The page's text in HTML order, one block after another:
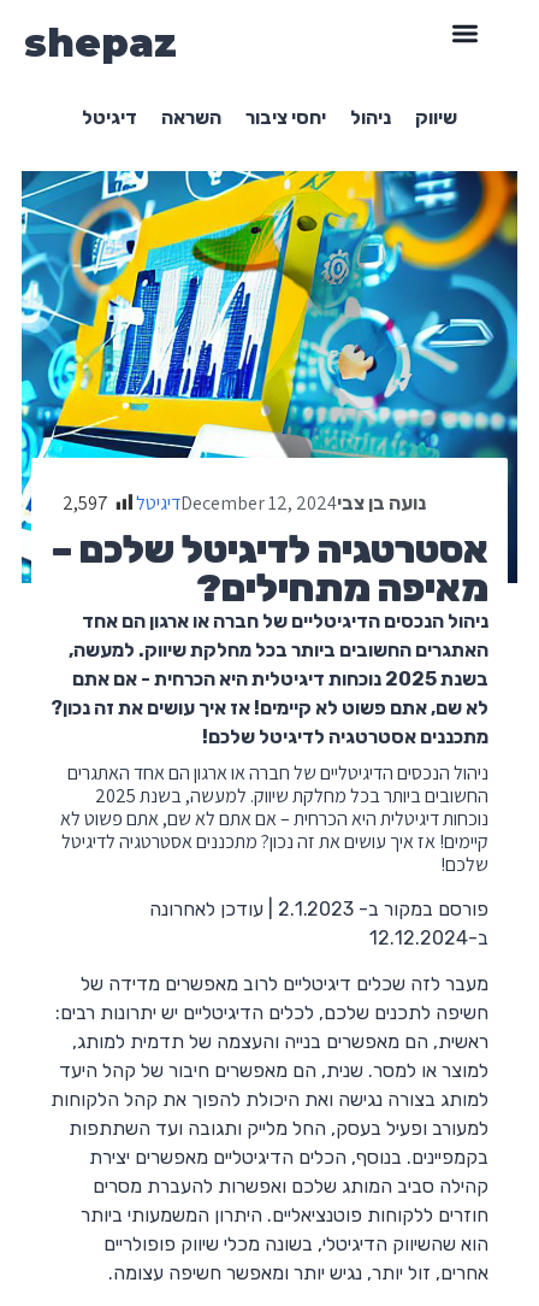
shepaz
דיגיטל השראה יחסי ציבור ניהול שיווק
2,597 דיגיטלDecember 12, 2024נועה בן צבי
אסטרטגיה לדיגיטל שלכם –
מאיפה מתחילים?
ניהול הנכסים הדיגיטליים של חברה או ארגון הם אחד
האתגרים החשובים ביותר בכל מחלקת שיווק. למעשה,
בשנת 2025 נוכחות דיגיטלית היא הכרחית - אם אתם
לא שם, אתם פשוט לא קיימים! אז איך עושים את זה נכון?
מתכננים אסטרטגיה לדיגיטל שלכם!
ניהול הנכסים הדיגיטליים של חברה או ארגון הם אחד האתגרים
החשובים ביותר בכל מחלקת שיווק. למעשה, בשנת 2025
נוכחות דיגיטלית היא הכרחית – אם אתם לא שם, אתם פשוט לא
קיימים! אז איך עושים את זה נכון? מתכננים אסטרטגיה לדיגיטל
שלכם!
פורסם במקור ב- 2.1.2023 | עודכן לאחרונה
ב-12.12.2024
מעבר לזה שכלים דיגיטליים לרוב מאפשרים מדידה של
חשיפה לתכנים שלכם, לכלים הדיגיטליים יש יתרונות רבים:
ראשית, הם מאפשרים בנייה והעצמה של תדמית למותג,
למוצר או למסר. שנית, הם מאפשרים חיבור של קהל היעד
למותג בצורה נגישה ואת היכולת להפוך את קהל הלקוחות
למעורב ופעיל בעסק, החל מלייק ותגובה ועד השתתפות
בקמפיינים. בנוסף, הכלים הדיגיטליים מאפשרים יצירת
קהילה סביב המותג שלכם ואפשרות להעברת מסרים
חוזרים ללקוחות פוטנציאליים. היתרון המשמעותי ביותר
הוא שהשיווק הדיגיטלי, בשונה מכלי שיווק פופולריים
אחרים, זול יותר, נגיש יותר ומאפשר חשיפה עצומה.